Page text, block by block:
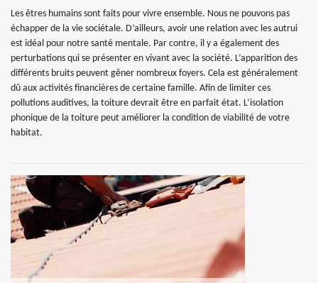
Les êtres humains sont faits pour vivre ensemble. Nous ne pouvons pas
échapper de la vie sociétale. D’ailleurs, avoir une relation avec les autrui
est idéal pour notre santé mentale. Par contre, il y a également des
perturbations qui se présenter en vivant avec la société. L’apparition des
différents bruits peuvent gêner nombreux foyers. Cela est généralement
dû aux activités financières de certaine famille. Afin de limiter ces
pollutions auditives, la toiture devrait être en parfait état. L’isolation
phonique de la toiture peut améliorer la condition de viabilité de votre
habitat.